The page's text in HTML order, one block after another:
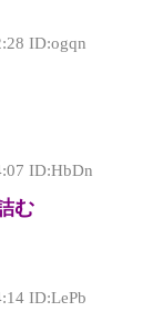
ID:ogqn
ID:HbDn
む
ID:LePb